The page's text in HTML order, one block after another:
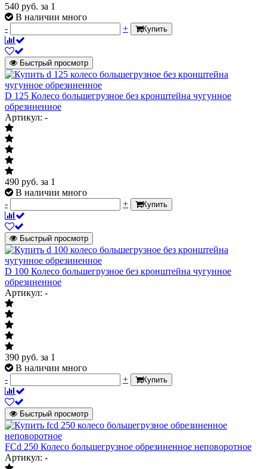
540 руб. за 1
В наличии много
-
+ Купить
Быстрый просмотр
D 125 Колесо большегрузное без кронштейна чугунное
обрезиненное
Артикул: -
490 руб. за 1
В наличии много
-
+ Купить
Быстрый просмотр
D 100 Колесо большегрузное без кронштейна чугунное
обрезиненное
Артикул: -
390 руб. за 1
В наличии много
-
+ Купить
Быстрый просмотр
FCd 250 Колесо большегрузное обрезиненное неповоротное
Артикул: -